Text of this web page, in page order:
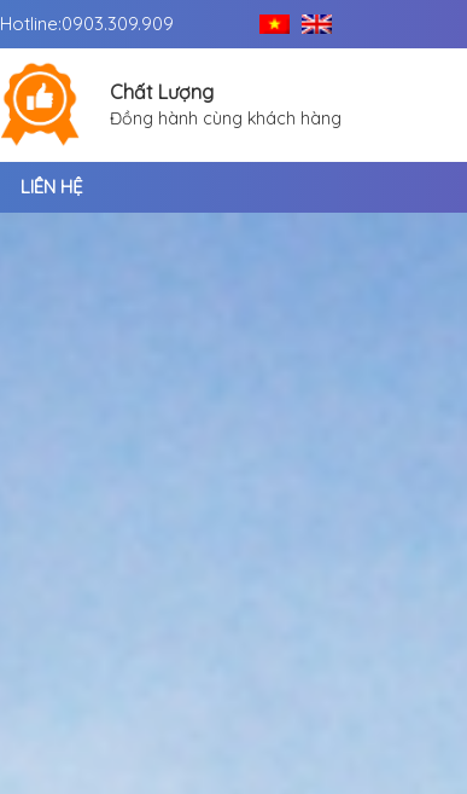
Hotline:0903.309.909
Chất Lượng
Đồng hành cùng khách hàng
LIÊN HỆ